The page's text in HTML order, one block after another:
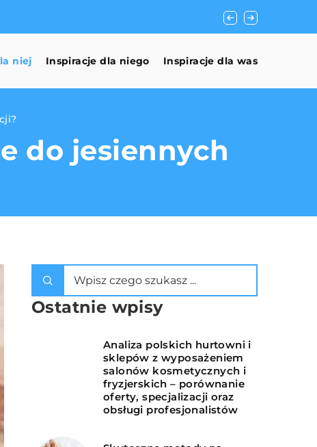
Czy inwestowanie
niej Inspiracje dla niego Inspiracje dla was
do jesiennych
Ostatnie wpisy
Analiza polskich hurtowni i
sklepów z wyposażeniem
salonów kosmetycznych i
fryzjerskich – porównanie
oferty, specjalizacji oraz
obsługi profesjonalistów